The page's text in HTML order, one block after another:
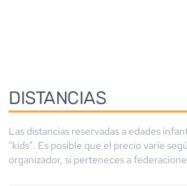
DISTANCIAS
Las distancias reservadas a edades
"kids". Es posible que el precio varíe
organizador, si perteneces a